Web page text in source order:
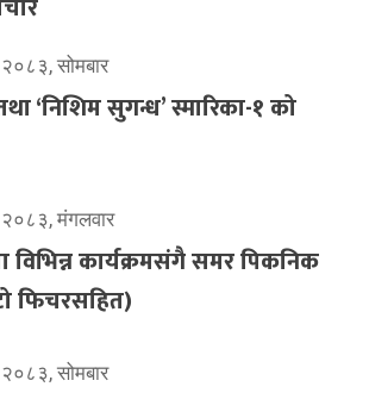
सोमबार
‘निशिम सुगन्ध’ स्मारिका-१ को
मंगलवार
विभिन्न कार्यक्रमसंगै समर पिकनिक
फिचरसहित)
सोमबार